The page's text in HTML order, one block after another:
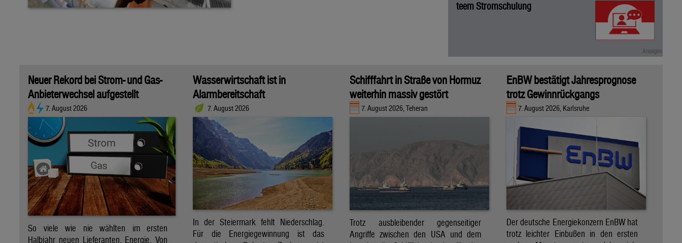
teem Stromschulung
Neuer Rekord bei Strom- und Gas-
Anbieterwechsel aufgestellt
7. August 2026
So viele wie nie wählten im ersten
Halbjahr neuen Lieferanten. Energie. Von
Wasserwirtschaft ist in
Alarmbereitschaft
7. August 2026
In der Steiermark fehlt Niederschlag.
Für die Energiegewinnung ist das
Schifffahrt in Straße von Hormuz
weiterhin massiv gestört
7. August 2026, Teheran
Trotz ausbleibender gegenseitiger
Angriffe zwischen den USA und dem
EnBW bestätigt Jahresprognose
trotz Gewinnrückgangs
7. August 2026, Karlsruhe
Der deutsche Energiekonzern EnBW hat
trotz leichter Einbußen in den ersten